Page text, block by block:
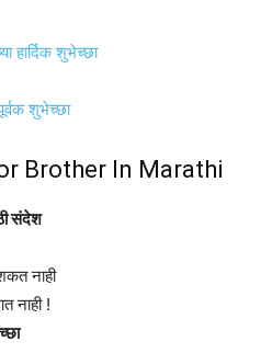
हार्दिक शुभेच्छा
शुभेच्छा
Brother In Marathi
संदेश
नाही
नाही !